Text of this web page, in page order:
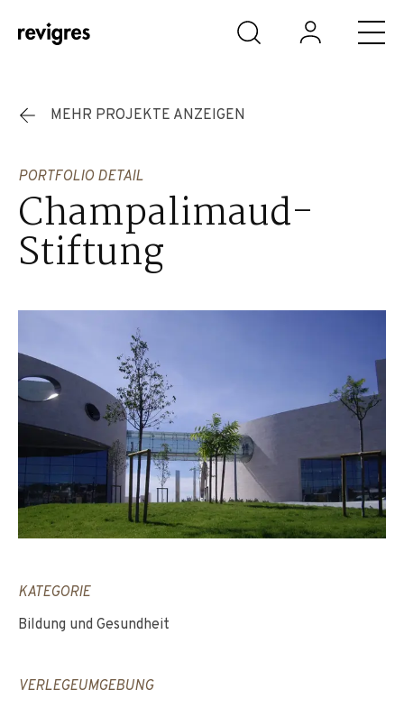
Zum Hauptinhalt springen
MEHR PROJEKTE ANZEIGEN
PORTFOLIO DETAIL
Champalimaud-
Stiftung
KATEGORIE
Bildung und Gesundheit
VERLEGEUMGEBUNG